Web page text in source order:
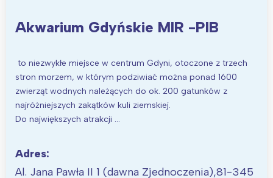
Akwarium Gdyńskie MIR -PIB
to niezwykłe miejsce w centrum Gdyni, otoczone z trzech
stron morzem, w którym podziwiać można ponad 1600
zwierząt wodnych należących do ok. 200 gatunków z
najróżniejszych zakątków kuli ziemskiej.
Do największych atrakcji …
Adres:
Al. Jana Pawła II 1 (dawna Zjednoczenia),81-345